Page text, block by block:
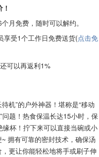
个月免费，随时可以解约。
享受1个工作日免费送货(点击免
可以再返利1%
机”的户外神器！堪称是“移动
问题！热食保温长达15小时，保
杯！拧下来可以直接当碗或小
拥有可靠的密封技术，确保汤
更让你能轻松地将手或刷子伸